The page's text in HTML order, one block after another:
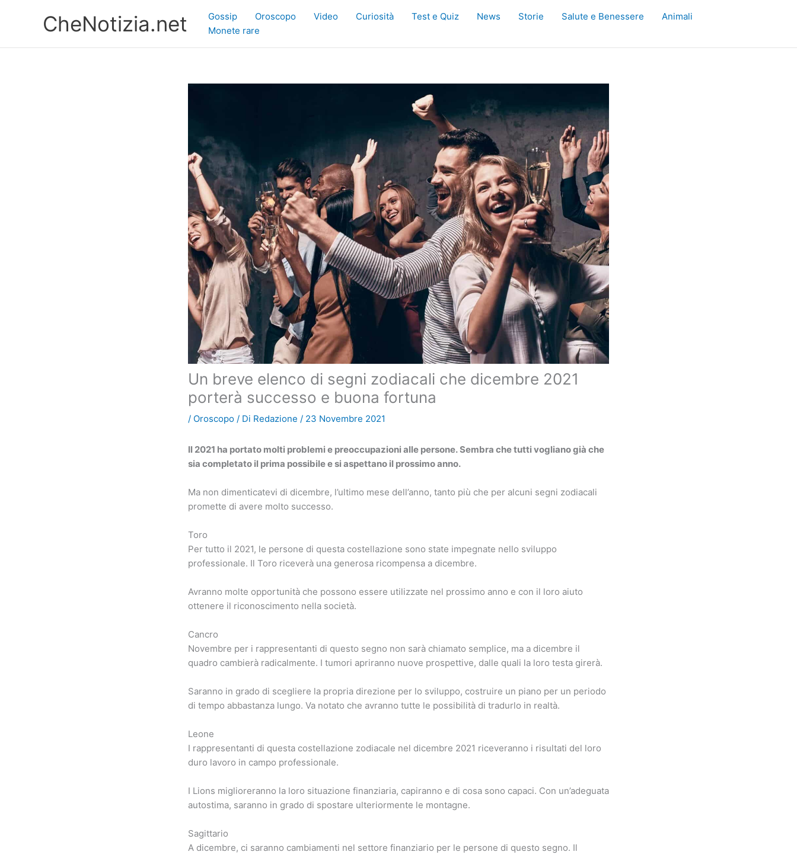
CheNotizia.net Gossip Oroscopo Video Curiosità Test e Quiz News Storie Salute e Benessere
Animali
Monete rare
Un breve elenco di segni zodiacali che dicembre 2021
porterà successo e buona fortuna
/ Oroscopo / Di Redazione / 23 Novembre 2021
Il 2021 ha portato molti problemi e preoccupazioni alle persone. Sembra che tutti vogliano già che
sia completato il prima possibile e si aspettano il prossimo anno.
Ma non dimenticatevi di dicembre, l’ultimo mese dell’anno, tanto più che per alcuni segni zodiacali
promette di avere molto successo.
Toro
Per tutto il 2021, le persone di questa costellazione sono state impegnate nello sviluppo
professionale. Il Toro riceverà una generosa ricompensa a dicembre.
Avranno molte opportunità che possono essere utilizzate nel prossimo anno e con il loro aiuto
ottenere il riconoscimento nella società.
Cancro
Novembre per i rappresentanti di questo segno non sarà chiamato semplice, ma a dicembre il
quadro cambierà radicalmente. I tumori apriranno nuove prospettive, dalle quali la loro testa girerà.
Saranno in grado di scegliere la propria direzione per lo sviluppo, costruire un piano per un periodo
di tempo abbastanza lungo. Va notato che avranno tutte le possibilità di tradurlo in realtà.
Leone
I rappresentanti di questa costellazione zodiacale nel dicembre 2021 riceveranno i risultati del loro
duro lavoro in campo professionale.
I Lions miglioreranno la loro situazione finanziaria, capiranno e di cosa sono capaci. Con un’adeguata
autostima, saranno in grado di spostare ulteriormente le montagne.
Sagittario
A dicembre, ci saranno cambiamenti nel settore finanziario per le persone di questo segno. Il